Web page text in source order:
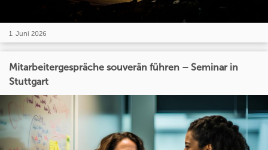
1. Juni 2026
Mitarbeitergespräche souverän führen – Seminar in
Stuttgart